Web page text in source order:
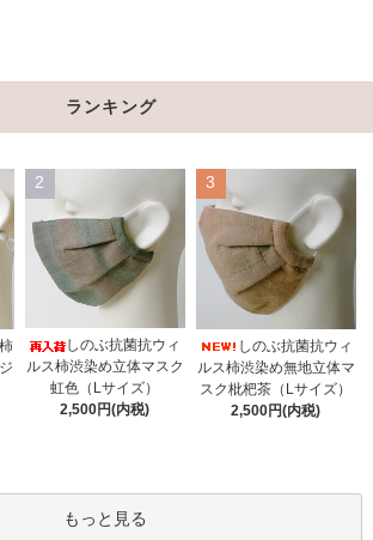
ランキング
2
しのぶ抗菌抗ウィ
ルス柿渋染め立体マスク
虹色（Lサイズ）
2,500円(内税)
3
しのぶ抗菌抗ウィ
ルス柿渋染め無地立体マ
スク枇杷茶（Lサイズ）
2,500円(内税)
もっと見る